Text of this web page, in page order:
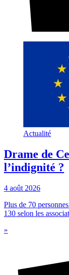
Actualité
Drame de
l’indignité ?
4 août 2026
Plus de 70
130 selon les
»